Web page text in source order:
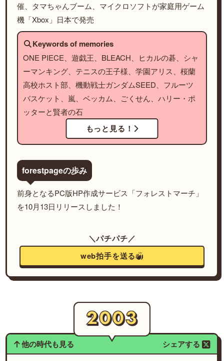
催、タマちゃんブーム、マイクロソフトが家庭用ゲーム
機「Xbox」日本で発売
Keywords of memories
ONE PIECE、遊戯王、BLEACH、ヒカルの碁、シャ
ーマンキング、テニスの王子様、学園アリス、桜蘭
高校ホスト部、機動戦士ガンダムSEED、フルーツ
バスケット、嵐、ベッカム、ごくせん、ハリー・ポ
ッターと賢者の石
もっと見る！
forestpageの歩み
前身となるPC版HP作成サービス「フォレストマーチ」
を10月13日リリースしました！
＼パチパチ／
web拍手を送る
他の時代も見る シェアする